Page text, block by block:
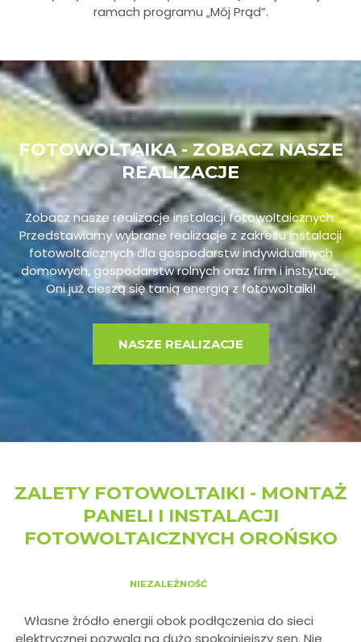
ramach programu „Mój Prąd”.
FOTOWOLTAIKA - ZOBACZ NASZE
REALIZACJE
Zobacz nasze realizacje instalacji fotowoltaicznych.
Przedstawiamy wybrane realizacje z zakresu instalacji
fotowoltaicznych dla gospodarstw indywidualnych
domowych, gospodarstw rolnych oraz firm i instytucji.
Oni już cieszą się tanią energią z fotowoltaiki!
NASZE REALIZACJE
ZALETY FOTOWOLTAIKI - MONTAŻ
PANELI I INSTALACJI
FOTOWOLTAICZNYCH OROŃSKO
NIEZALEŻNOŚĆ
Własne źródło energii obok podłączenia do sieci
elektrycznej pozwala na dużo spokojniejszy sen. Nie